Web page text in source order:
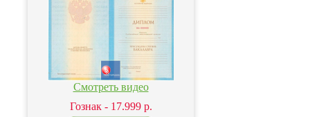
Смотреть видео
Гознак - 17.999 р.